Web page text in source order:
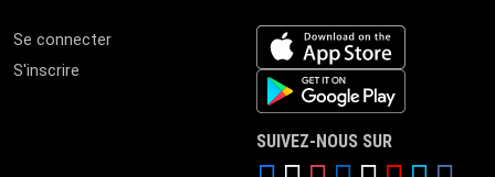
Se connecter
S'inscrire
iOS app
Android App
SUIVEZ-NOUS SUR